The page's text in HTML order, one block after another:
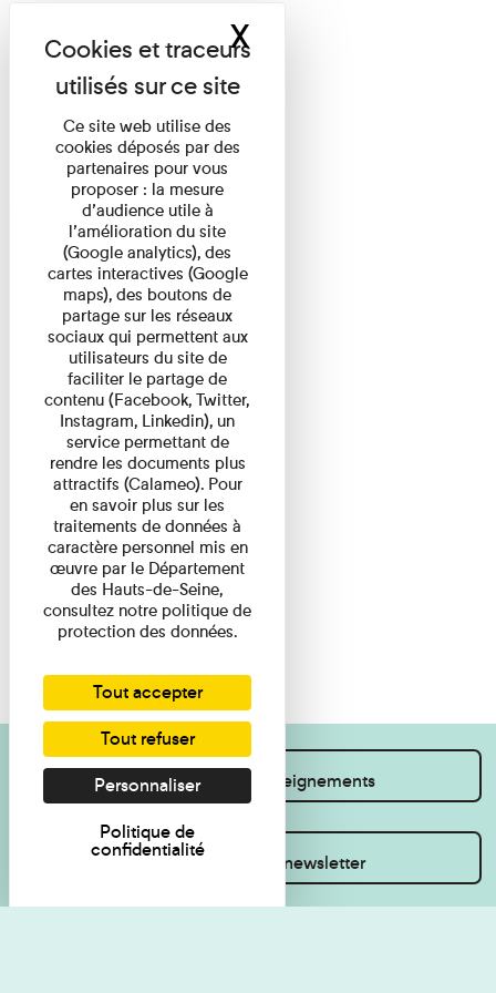
Je souhaite des renseignements
Inscrivez-vous à la newsletter
Ce site web utilise des
cookies déposés par des
partenaires pour vous
proposer : la mesure
d’audience utile à
l’amélioration du site
(Google analytics), des
cartes interactives (Google
maps), des boutons de
partage sur les réseaux
sociaux qui permettent aux
utilisateurs du site de
faciliter le partage de
contenu (Facebook, Twitter,
Instagram, Linkedin), un
service permettant de
rendre les documents plus
attractifs (Calameo). Pour
en savoir plus sur les
traitements de données à
caractère personnel mis en
œuvre par le Département
des Hauts-de-Seine,
consultez notre politique de
protection des données.
Tout accepter
Tout refuser
Personnaliser
Politique de
confidentialité
XMasquer le